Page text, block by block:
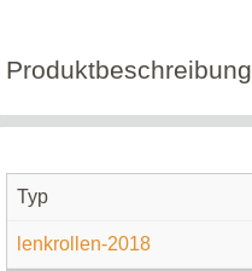
Produktbeschreibung
Typ
lenkrollen-2018